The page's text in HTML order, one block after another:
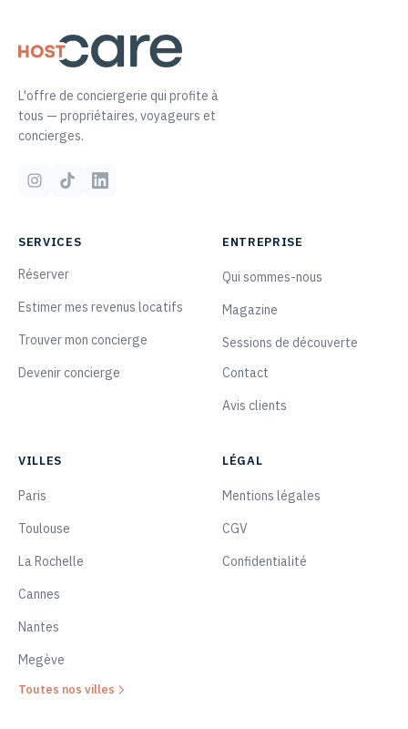
L'offre de conciergerie qui profite à
tous — propriétaires, voyageurs et
concierges.
SERVICES
Réserver
Estimer mes revenus locatifs
Trouver mon concierge
Devenir concierge
ENTREPRISE
Qui sommes-nous
Magazine
Sessions de découverte
Contact
Avis clients
VILLES
Paris
Toulouse
La Rochelle
Cannes
Nantes
Megève
Toutes nos villes
LÉGAL
Mentions légales
CGV
Confidentialité